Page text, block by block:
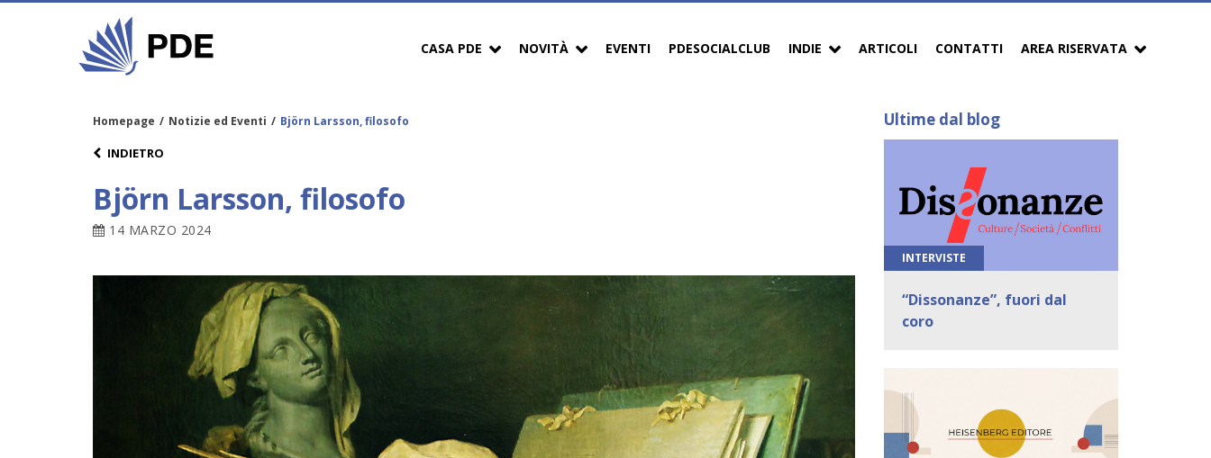
CASA PDE NOVITÀ EVENTI PDESOCIALCLUB INDIE ARTICOLI CONTATTI AREA RISERVATA
Homepage / Notizie ed Eventi / Björn Larsson, filosofo
INDIETRO
Björn Larsson, filosofo
14 MARZO 2024
Ultime dal blog
INTERVISTE
“Dissonanze”, fuori dal
coro